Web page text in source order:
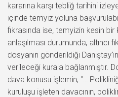
kararına karşı tebliğ tarihini
içinde temyiz yoluna
fıkrasında ise, temyizin kesin
anlaşılması durumunda, altıncı
dosyanın gönderildiği
verileceği kurala bağlanmıştır.
dava konusu işlemin, “…
kuruluşu işleten davacının,